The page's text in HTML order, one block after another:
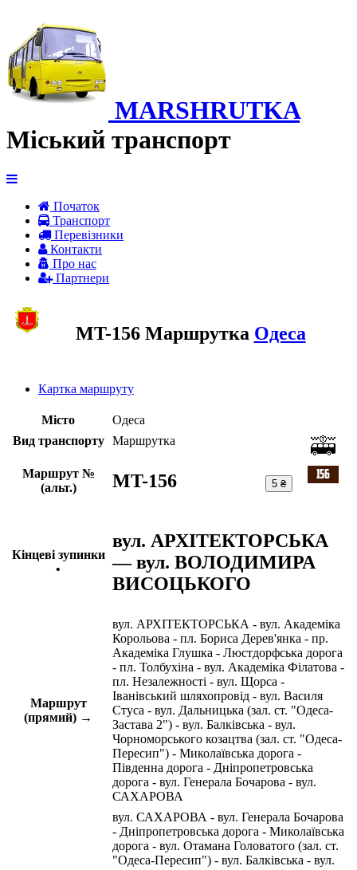
MARSHRUTKA
Міський транспорт
Початок
Транспорт
Перевiзники
Контакти
Про нас
Партнери
MT-156 Маршрутка Одеса
Картка маршруту
Місто
Одеса
Вид транспорту
Маршрутка
Маршрут №
(альт.)
MT-156 5 ₴
Кінцеві зупинки
•
вул. АРХІТЕКТОРСЬКА
— вул. ВОЛОДИМИРА
ВИСОЦЬКОГО
Маршрут
(прямий) →
вул. АРХІТЕКТОРСЬКА - вул. Академіка
Корольова - пл. Бориса Дерев'янка - пр.
Академіка Глушка - Люстдорфська дорога
- пл. Толбухіна - вул. Академіка Філатова -
пл. Незалежності - вул. Щорса -
Іванівський шляхопровід - вул. Василя
Стуса - вул. Дальницька (зал. ст. "Одеса-
Застава 2") - вул. Балківська - вул.
Чорноморського козацтва (зал. ст. "Одеса-
Пересип") - Миколаївська дорога -
Південна дорога - Дніпропетровська
дорога - вул. Генерала Бочарова - вул.
САХАРОВА
вул. САХАРОВА - вул. Генерала Бочарова
- Дніпропетровська дорога - Миколаївська
дорога - вул. Отамана Головатого (зал. ст.
"Одеса-Пересип") - вул. Балківська - вул.